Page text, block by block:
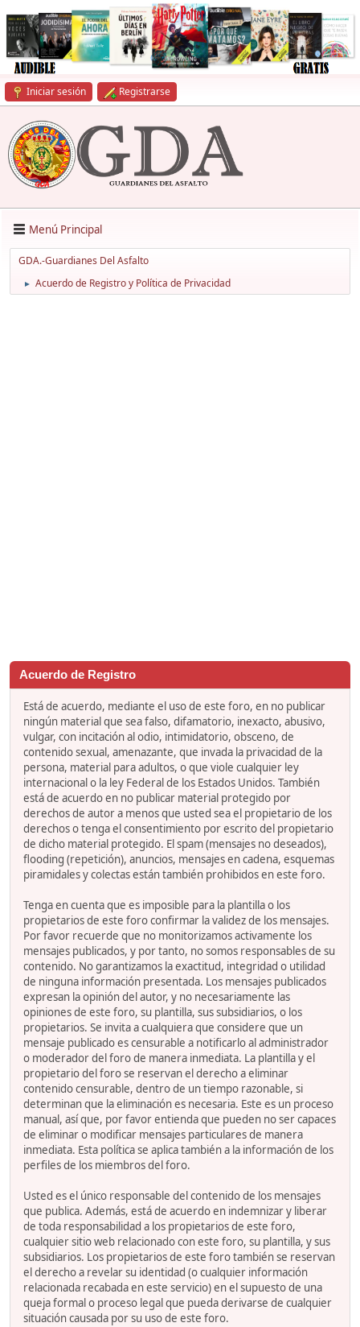
Iniciar sesión Registrarse
Menú Principal
GDA.-Guardianes Del Asfalto
► Acuerdo de Registro y Política de Privacidad
Acuerdo de Registro
Está de acuerdo, mediante el uso de este foro, en no publicar
ningún material que sea falso, difamatorio, inexacto, abusivo,
vulgar, con incitación al odio, intimidatorio, obsceno, de
contenido sexual, amenazante, que invada la privacidad de la
persona, material para adultos, o que viole cualquier ley
internacional o la ley Federal de los Estados Unidos. También
está de acuerdo en no publicar material protegido por
derechos de autor a menos que usted sea el propietario de los
derechos o tenga el consentimiento por escrito del propietario
de dicho material protegido. El spam (mensajes no deseados),
flooding (repetición), anuncios, mensajes en cadena, esquemas
piramidales y colectas están también prohibidos en este foro.
Tenga en cuenta que es imposible para la plantilla o los
propietarios de este foro confirmar la validez de los mensajes.
Por favor recuerde que no monitorizamos activamente los
mensajes publicados, y por tanto, no somos responsables de su
contenido. No garantizamos la exactitud, integridad o utilidad
de ninguna información presentada. Los mensajes publicados
expresan la opinión del autor, y no necesariamente las
opiniones de este foro, su plantilla, sus subsidiarios, o los
propietarios. Se invita a cualquiera que considere que un
mensaje publicado es censurable a notificarlo al administrador
o moderador del foro de manera inmediata. La plantilla y el
propietario del foro se reservan el derecho a eliminar
contenido censurable, dentro de un tiempo razonable, si
determinan que la eliminación es necesaria. Este es un proceso
manual, así que, por favor entienda que pueden no ser capaces
de eliminar o modificar mensajes particulares de manera
inmediata. Esta política se aplica también a la información de los
perfiles de los miembros del foro.
Usted es el único responsable del contenido de los mensajes
que publica. Además, está de acuerdo en indemnizar y liberar
de toda responsabilidad a los propietarios de este foro,
cualquier sitio web relacionado con este foro, su plantilla, y sus
subsidiarios. Los propietarios de este foro también se reservan
el derecho a revelar su identidad (o cualquier información
relacionada recabada en este servicio) en el supuesto de una
queja formal o proceso legal que pueda derivarse de cualquier
situación causada por su uso de este foro.